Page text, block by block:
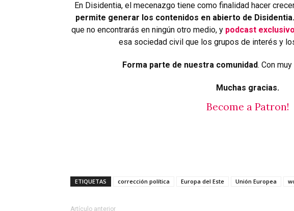
En Disidentia, el mecenazgo tiene como finalidad hacer
permite generar los contenidos en abierto de
que no encontrarás en ningún otro medio, y podcast
esa sociedad civil que los grupos de interés y
Forma parte de nuestra comunidad. Con
Muchas gracias.
Become a Patron!
ETIQUETAS corrección política Europa del Este Unión Europea
Artículo anterior